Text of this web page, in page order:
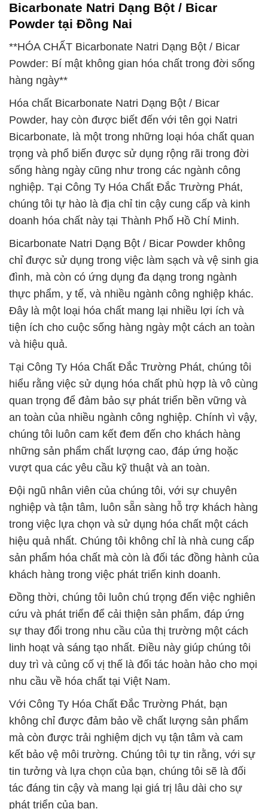
Bicarbonate Natri Dạng Bột / Bicar
Powder tại Đồng Nai
**HÓA CHẤT Bicarbonate Natri Dạng Bột / Bicar
Powder: Bí mật không gian hóa chất trong đời sống
hàng ngày**
Hóa chất Bicarbonate Natri Dạng Bột / Bicar
Powder, hay còn được biết đến với tên gọi Natri
Bicarbonate, là một trong những loại hóa chất quan
trọng và phổ biến được sử dụng rộng rãi trong đời
sống hàng ngày cũng như trong các ngành công
nghiệp. Tại Công Ty Hóa Chất Đắc Trường Phát,
chúng tôi tự hào là địa chỉ tin cậy cung cấp và kinh
doanh hóa chất này tại Thành Phố Hồ Chí Minh.
Bicarbonate Natri Dạng Bột / Bicar Powder không
chỉ được sử dụng trong việc làm sạch và vệ sinh gia
đình, mà còn có ứng dụng đa dạng trong ngành
thực phẩm, y tế, và nhiều ngành công nghiệp khác.
Đây là một loại hóa chất mang lại nhiều lợi ích và
tiện ích cho cuộc sống hàng ngày một cách an toàn
và hiệu quả.
Tại Công Ty Hóa Chất Đắc Trường Phát, chúng tôi
hiểu rằng việc sử dụng hóa chất phù hợp là vô cùng
quan trọng để đảm bảo sự phát triển bền vững và
an toàn của nhiều ngành công nghiệp. Chính vì vậy,
chúng tôi luôn cam kết đem đến cho khách hàng
những sản phẩm chất lượng cao, đáp ứng hoặc
vượt qua các yêu cầu kỹ thuật và an toàn.
Đội ngũ nhân viên của chúng tôi, với sự chuyên
nghiệp và tận tâm, luôn sẵn sàng hỗ trợ khách hàng
trong việc lựa chọn và sử dụng hóa chất một cách
hiệu quả nhất. Chúng tôi không chỉ là nhà cung cấp
sản phẩm hóa chất mà còn là đối tác đồng hành của
khách hàng trong việc phát triển kinh doanh.
Đồng thời, chúng tôi luôn chú trọng đến việc nghiên
cứu và phát triển để cải thiện sản phẩm, đáp ứng
sự thay đổi trong nhu cầu của thị trường một cách
linh hoạt và sáng tạo nhất. Điều này giúp chúng tôi
duy trì và củng cố vị thế là đối tác hoàn hảo cho mọi
nhu cầu về hóa chất tại Việt Nam.
Với Công Ty Hóa Chất Đắc Trường Phát, bạn
không chỉ được đảm bảo về chất lượng sản phẩm
mà còn được trải nghiệm dịch vụ tận tâm và cam
kết bảo vệ môi trường. Chúng tôi tự tin rằng, với sự
tin tưởng và lựa chọn của bạn, chúng tôi sẽ là đối
tác đáng tin cậy và mang lại giá trị lâu dài cho sự
phát triển của bạn.